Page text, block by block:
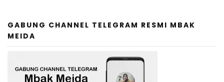
GABUNG CHANNEL TELEGRAM RESMI MBAK
MEIDA